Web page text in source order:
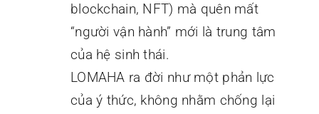
blockchain, NFT) mà quên mất
“người vận hành” mới là trung tâm
của hệ sinh thái.
LOMAHA ra đời như một phản lực
của ý thức, không nhằm chống lại